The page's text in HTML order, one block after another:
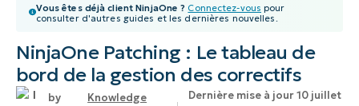
Vous êtes déjà client NinjaOne ? Connectez-vous pour
consulter d'autres guides et les dernières nouvelles.
NinjaOne Patching : Le tableau de
bord de la gestion des correctifs
Knowledge
Dernière mise à jour 10 juillet